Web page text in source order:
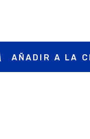
AÑADIR A LA